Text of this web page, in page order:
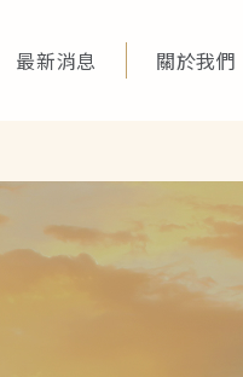
最新消息 關於我們